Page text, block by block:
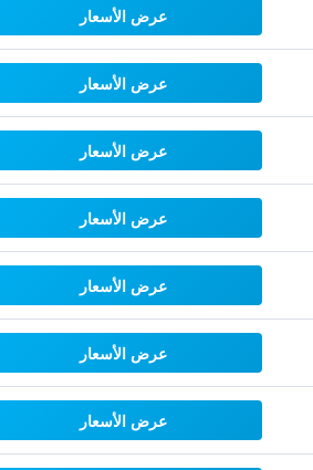
عرض الأسعار
عرض الأسعار
عرض الأسعار
عرض الأسعار
عرض الأسعار
عرض الأسعار
عرض الأسعار